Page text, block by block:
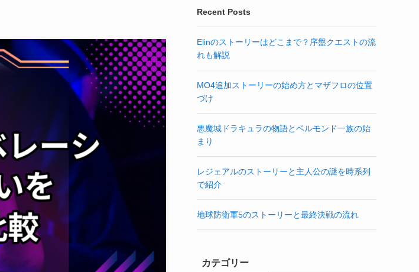
Recent Posts
Elinのストーリーはどこまで？序盤クエストの流
れも解説
MO4追加ストーリーの始め方とマザフロの位置
づけ
悪魔城ドラキュラの物語とベルモンド一族の始
まり
レジェアルのストーリーと主人公の謎を時系列
で紹介
地球防衛軍5のストーリーと最終決戦の流れ
カテゴリー